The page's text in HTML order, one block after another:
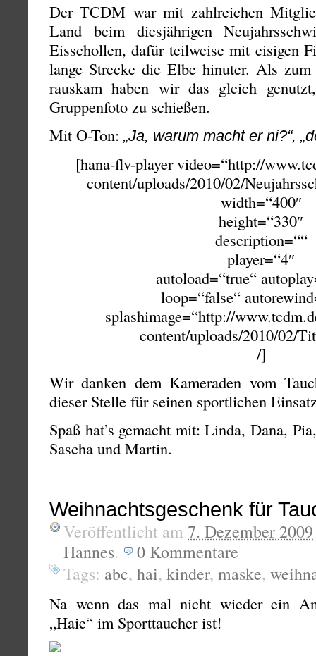
Der TCDM war mit zahlreichen
Land beim diesjährigen
Eisschollen, dafür teilweise mit eisigen
lange Strecke die Elbe hinuter. Als
rauskam haben wir das gleich
Gruppenfoto zu schießen.
Mit O-Ton: „Ja, warum macht er ni?“,
[hana-flv-player video=“http://
content/uploads/2010/02/
width=“400″
height=“330″
description=““
player=“4″
autoload=“true“
loop=“false“
splashimage=“http://
content/uploads/2010/02/
/]
Wir danken dem Kameraden vom
dieser Stelle für seinen sportlichen
Spaß hat’s gemacht mit: Linda, Dana,
Sascha und Martin.
Weihnachtsgeschenk für
Veröffentlicht am 7. Dezember 2009
Hannes. 0 Kommentare
Tags: abc, hai, kinder, maske,
Na wenn das mal nicht wieder ein
„Haie“ im Sporttaucher ist!